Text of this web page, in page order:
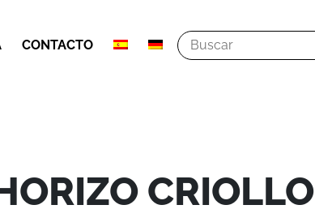
CONTACTO
CRIOLLO